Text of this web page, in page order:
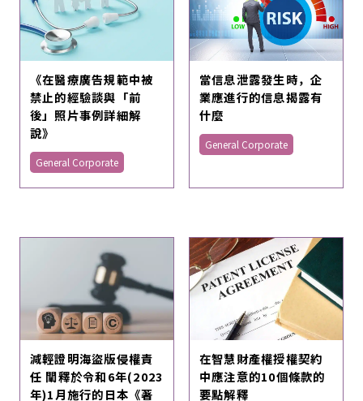
《在醫療廣告規範中被
禁止的經驗談與「前
後」照片事例詳細解
說》
General Corporate
當信息泄露發生時，企
業應進行的信息揭露有
什麼
General Corporate
減輕證明海盜版侵權責
任 闡釋於令和6年(2023
年)1月施行的日本《著
在智慧財產權授權契約
中應注意的10個條款的
要點解釋